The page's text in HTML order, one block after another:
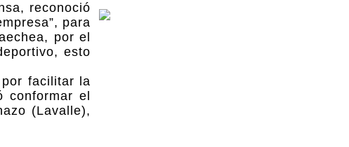
reconoció
para
por el
esto
facilitar la
conformar el
(Lavalle),